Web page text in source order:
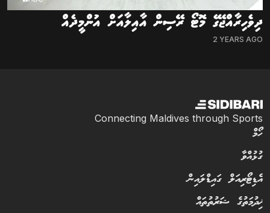
ދިވެހިރާއްޖޭގެ މޮޓޯ ރޭސިން އާއިލާއަށް އުންމީދެއް
2 YEARS AGO
Connecting Maldives through Sports
ހޯމް
ގުޅުއްވާ
އެޑިޓޯރިއަލް ގައިޑްލައިން
ޚިދުމަތުގެ ޝަރުތުތައް